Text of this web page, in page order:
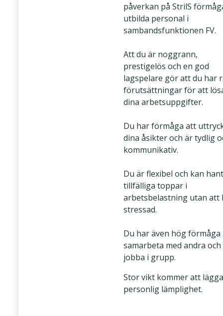
påverkan på StrilS
utbilda personal i
sambandsfunktionen FV.
Att du är noggrann,
prestigelös och en god
lagspelare gör att du har
förutsättningar för att
dina arbetsuppgifter.
Du har förmåga att
dina åsikter och är tydlig
kommunikativ.
Du är flexibel och kan
tillfälliga toppar i
arbetsbelastning utan att
stressad.
Du har även hög
samarbeta med andra och
jobba i grupp.
Stor vikt kommer att
personlig lämplighet.